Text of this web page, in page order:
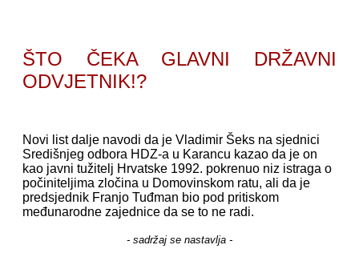
ŠTO ČEKA GLAVNI DRŽAVNI
ODVJETNIK!?
Novi list dalje navodi da je Vladimir Šeks na sjednici
Središnjeg odbora HDZ-a u Karancu kazao da je on
kao javni tužitelj Hrvatske 1992. pokrenuo niz istraga o
počiniteljima zločina u Domovinskom ratu, ali da je
predsjednik Franjo Tuđman bio pod pritiskom
međunarodne zajednice da se to ne radi.
- sadržaj se nastavlja -